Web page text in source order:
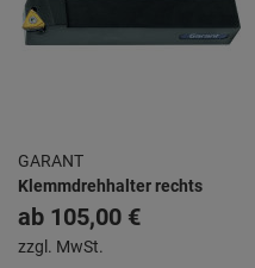
GARANT
Klemmdrehhalter rechts
ab 105,00 €
zzgl. MwSt.